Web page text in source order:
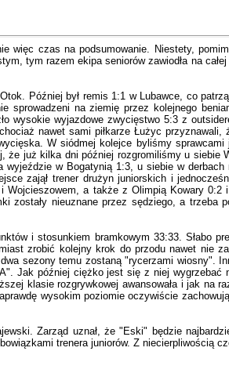
więc czas na podsumowanie. Niestety,
tym razem ekipa seniorów zawiodła na
Później był remis 1:1 w Lubawce, co
sprowadzeni na ziemię przez kolejnego
wysokie wyjazdowe zwycięstwo 5:3 z
nawet sami piłkarze Łużyc
W siódmej kolejce byliśmy
że już kilka dni później rozgromiliśmy u
w Bogatynią 1:3, u siebie w
zajął trener drużyn juniorskich i
Wojcieszowem, a także z Olimpią Kowary
zostały nieuznane przez sędziego, a
i stosunkiem bramkowym 33:33.
zrobić kolejny krok do przodu nawet nie
sezony temu zostaną "rycerzami
Jak później ciężko jest się z niej
klasie rozgrywkowej awansowała i jak
wysokim poziomie oczywiście
Zarząd uznał, że "Eski" będzie
trenera juniorów. Z niecierpliwością